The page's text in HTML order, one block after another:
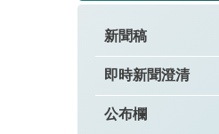
新聞稿
即時新聞澄清
公布欄